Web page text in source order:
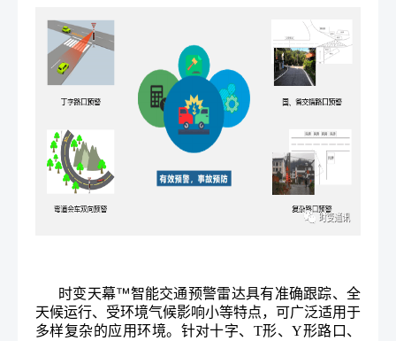
时变天幕™智能交通预警雷达具有准确跟踪、全
天候运行、受环境气候影响小等特点，可广泛适用于
多样复杂的应用环境。针对十字、T形、Y形路口、